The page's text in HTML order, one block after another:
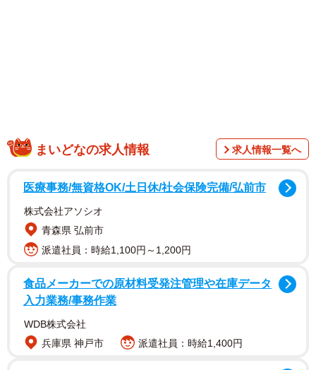
まいどなの求人情報 求人情報一覧へ
医療事務/無資格OK/土日休/社会保険完備/弘前市
株式会社アソシオ
青森県 弘前市
派遣社員：時給1,100円～1,200円
食品メーカーでの原材料受発注管理や在庫データ
入力業務/事務作業
WDB株式会社
兵庫県 神戸市
派遣社員：時給1,400円